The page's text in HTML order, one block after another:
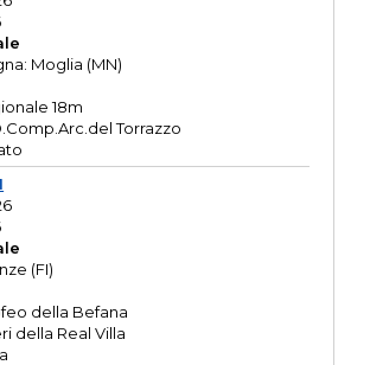
Moglia (MN)
18m
Torrazzo
(FI)
della Befana
della Real Villa